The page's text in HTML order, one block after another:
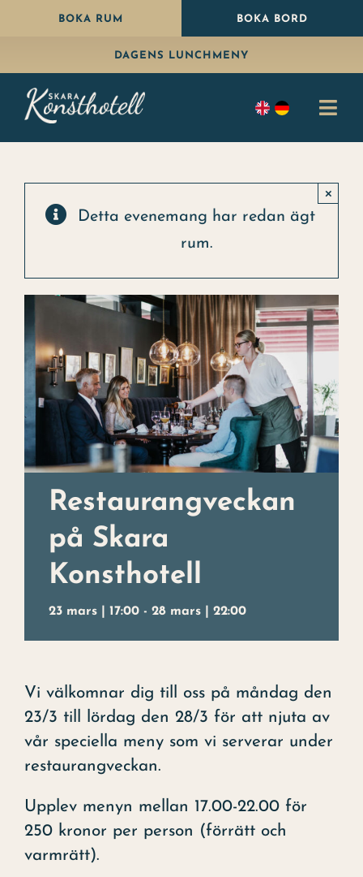
BOKA RUM BOKA BORD
DAGENS LUNCHMENY
Julbord
Uppleva
Kontakt
Evenemang
Konst
Om hotellet
Detta evenemang har redan ägt
rum.
×
Restaurangveckan
på Skara
Konsthotell
23 mars | 17:00 - 28 mars | 22:00
Vi välkomnar dig till oss på måndag den
23/3 till lördag den 28/3 för att njuta av
vår speciella meny som vi serverar under
restaurangveckan.
Upplev menyn mellan 17.00-22.00 för
250 kronor per person (förrätt och
varmrätt).